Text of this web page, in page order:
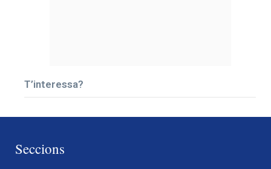
T’interessa?
Seccions